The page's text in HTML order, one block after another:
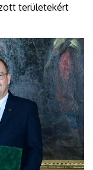
területekért